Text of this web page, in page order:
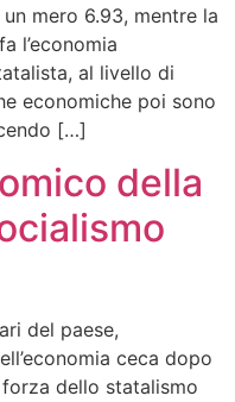
mero 6.93, mentre la
l’economia
al livello di
economiche poi sono
[…]
della
del paese,
ceca dopo
dello statalismo